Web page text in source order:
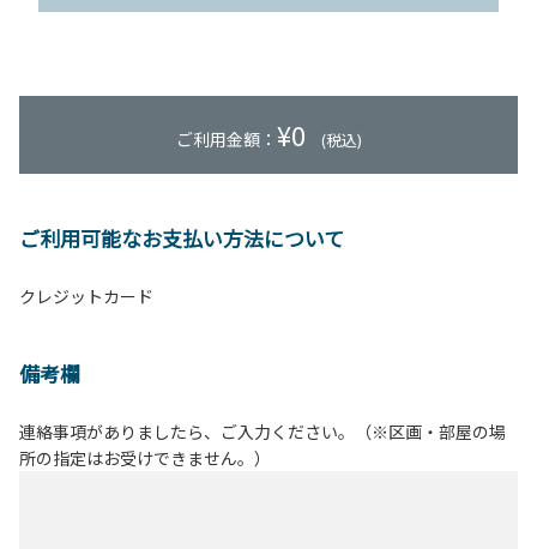
ご利用金額： ¥0 (税込)
ご利用可能なお支払い方法について
クレジットカード
備考欄
連絡事項がありましたら、ご入力ください。（※区画・部屋の場
所の指定はお受けできません。）